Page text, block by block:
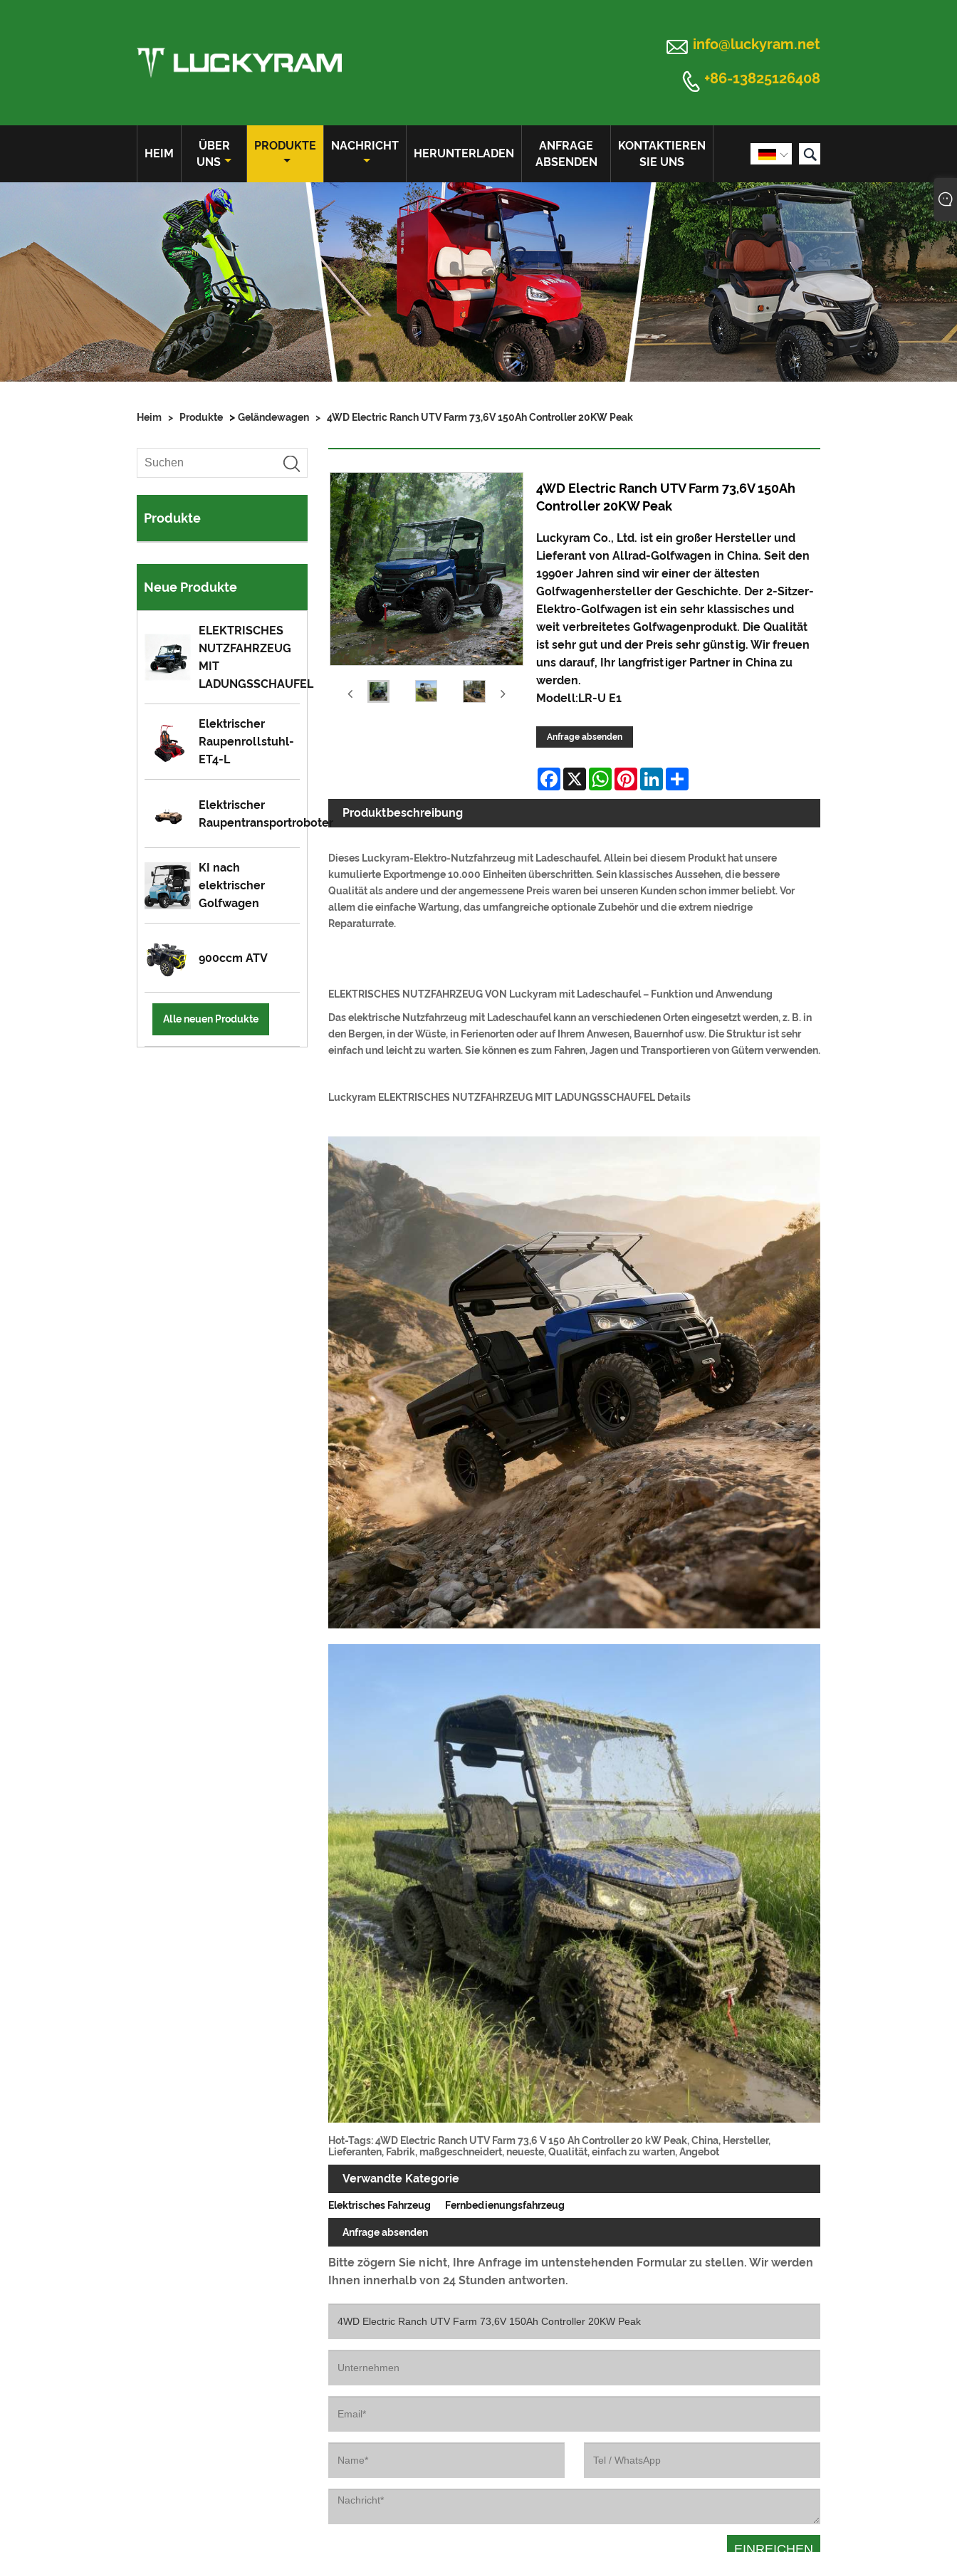
 info@luckyram.net
 +86-13825126408
 
HEIM
ÜBER
UNS
PRODUKTE NACHRICHT
HERUNTERLADEN
ANFRAGE
ABSENDEN
KONTAKTIEREN
SIE UNS
Heim > Produkte > Geländewagen > 4WD Electric Ranch UTV Farm 73,6V 150Ah Controller 20KW Peak
Produkte
Neue Produkte
ELEKTRISCHES
NUTZFAHRZEUG
MIT
LADUNGSSCHAUFEL
Elektrischer
Raupenrollstuhl-
ET4-L
Elektrischer
Raupentransportroboter
KI nach
elektrischer
Golfwagen
900ccm ATV
Alle neuen Produkte
4WD Electric Ranch UTV Farm 73,6V 150Ah
Controller 20KW Peak
Luckyram Co., Ltd. ist ein großer Hersteller und
Lieferant von Allrad-Golfwagen in China. Seit den
1990er Jahren sind wir einer der ältesten
Golfwagenhersteller der Geschichte. Der 2-Sitzer-
Elektro-Golfwagen ist ein sehr klassisches und
weit verbreitetes Golfwagenprodukt. Die Qualität
ist sehr gut und der Preis sehr günstig. Wir freuen
uns darauf, Ihr langfristiger Partner in China zu
werden.
Modell:LR-U E1
Anfrage absenden
Facebook
X WhatsApp
Pinterest
LinkedIn
Produktbeschreibung
Dieses Luckyram-Elektro-Nutzfahrzeug mit Ladeschaufel. Allein bei diesem Produkt hat unsere
kumulierte Exportmenge 10.000 Einheiten überschritten. Sein klassisches Aussehen, die bessere
Qualität als andere und der angemessene Preis waren bei unseren Kunden schon immer beliebt. Vor
allem die einfache Wartung, das umfangreiche optionale Zubehör und die extrem niedrige
Reparaturrate.
ELEKTRISCHES NUTZFAHRZEUG VON Luckyram mit Ladeschaufel – Funktion und Anwendung
Das elektrische Nutzfahrzeug mit Ladeschaufel kann an verschiedenen Orten eingesetzt werden, z. B. in
den Bergen, in der Wüste, in Ferienorten oder auf Ihrem Anwesen, Bauernhof usw. Die Struktur ist sehr
einfach und leicht zu warten. Sie können es zum Fahren, Jagen und Transportieren von Gütern verwenden.
Luckyram ELEKTRISCHES NUTZFAHRZEUG MIT LADUNGSSCHAUFEL Details
Hot-Tags: 4WD Electric Ranch UTV Farm 73,6 V 150 Ah Controller 20 kW Peak, China, Hersteller,
Lieferanten, Fabrik, maßgeschneidert, neueste, Qualität, einfach zu warten, Angebot
Verwandte Kategorie
Elektrisches Fahrzeug Fernbedienungsfahrzeug
Anfrage absenden
Bitte zögern Sie nicht, Ihre Anfrage im untenstehenden Formular zu stellen. Wir werden
Ihnen innerhalb von 24 Stunden antworten.